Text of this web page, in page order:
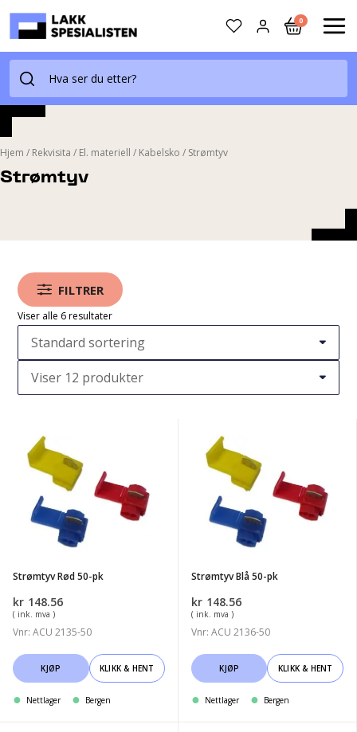
Skip
content
0
Strømtyv
Hjem / Rekvisita / El. materiell / Kabelsko / Strømtyv
FILTRER
Viser alle 6 resultater
Strømtyv
Rød
Strømtyv Rød 50-pk
kr 148.56
( ink. mva )
Vnr: ACU 2135-50
KJØP KLIKK & HENT
Nettlager Bergen
Strømtyv
Blå
Strømtyv Blå 50-pk
kr 148.56
( ink. mva )
Vnr: ACU 2136-50
KJØP KLIKK & HENT
Nettlager Bergen